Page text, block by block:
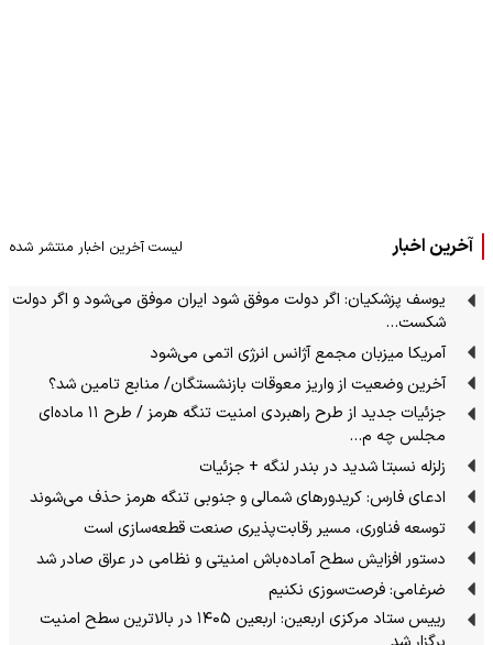
آخرین اخبار لیست آخرین اخبار منتشر شده
یوسف پزشکیان: اگر دولت موفق شود ایران موفق می‌شود و اگر دولت
شکست…
آمریکا میزبان مجمع آژانس انرژی اتمی می‌شود
آخرین وضعیت از واریز معوقات بازنشستگان/ منابع تامین شد؟
جزئیات جدید از طرح راهبردی امنیت تنگه هرمز / طرح ۱۱ ماده‌ای
مجلس چه م…
زلزله نسبتا شدید در بندر لنگه + جزئیات
ادعای فارس: کریدورهای شمالی و جنوبی تنگه هرمز حذف می‌شوند
توسعه فناوری، مسیر رقابت‌پذیری صنعت قطعه‌سازی است
دستور افزایش سطح آماده‌باش امنیتی و نظامی در عراق صادر شد
ضرغامی: فرصت‌سوزی نکنیم
رییس ستاد مرکزی اربعین: اربعین ۱۴۰۵ در بالاترین سطح امنیت